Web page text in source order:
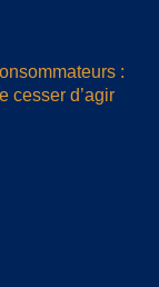
:
cesser d’agir